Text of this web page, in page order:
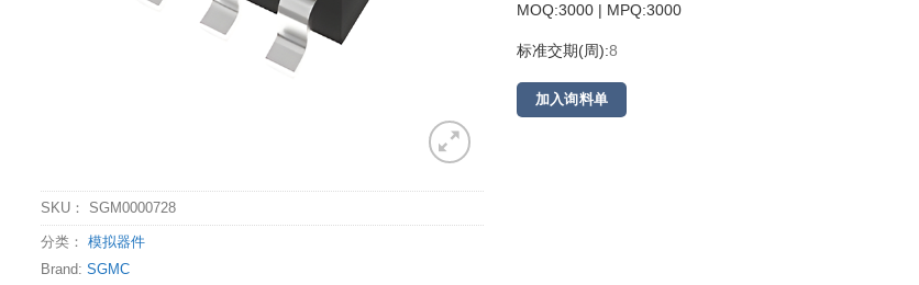
SKU： SGM0000728
分类： 模拟器件
Brand: SGMC
MOQ:3000 | MPQ:3000
标准交期(周):8
加入询料单